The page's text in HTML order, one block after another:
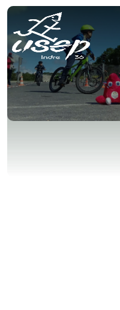
Panneau de gestion des cookies